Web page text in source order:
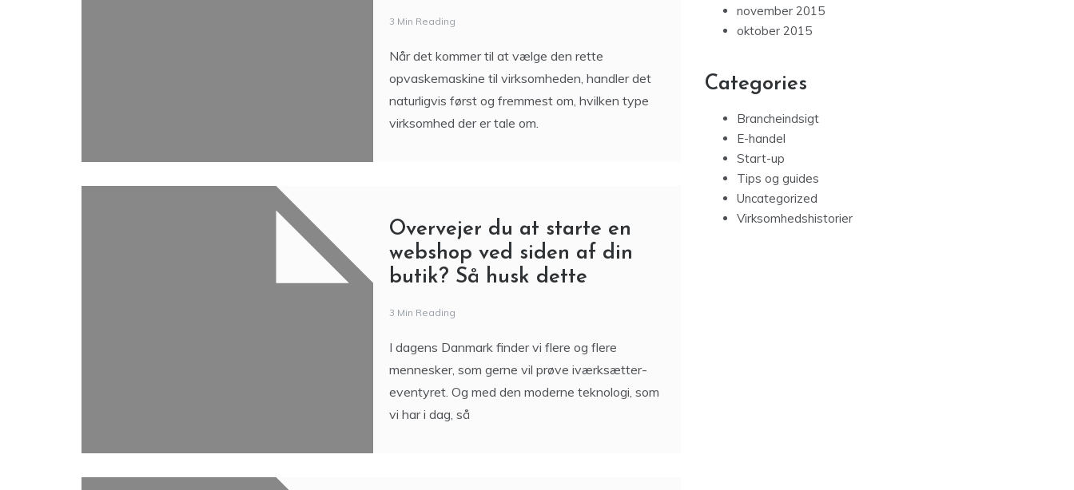
3 Min Reading
Når det kommer til at vælge den rette
opvaskemaskine til virksomheden, handler det
naturligvis først og fremmest om, hvilken type
virksomhed der er tale om.
Overvejer du at starte en
webshop ved siden af din
butik? Så husk dette
3 Min Reading
I dagens Danmark finder vi flere og flere
mennesker, som gerne vil prøve iværksætter-
eventyret. Og med den moderne teknologi, som
vi har i dag, så
november 2015
oktober 2015
Categories
Brancheindsigt
E-handel
Start-up
Tips og guides
Uncategorized
Virksomhedshistorier